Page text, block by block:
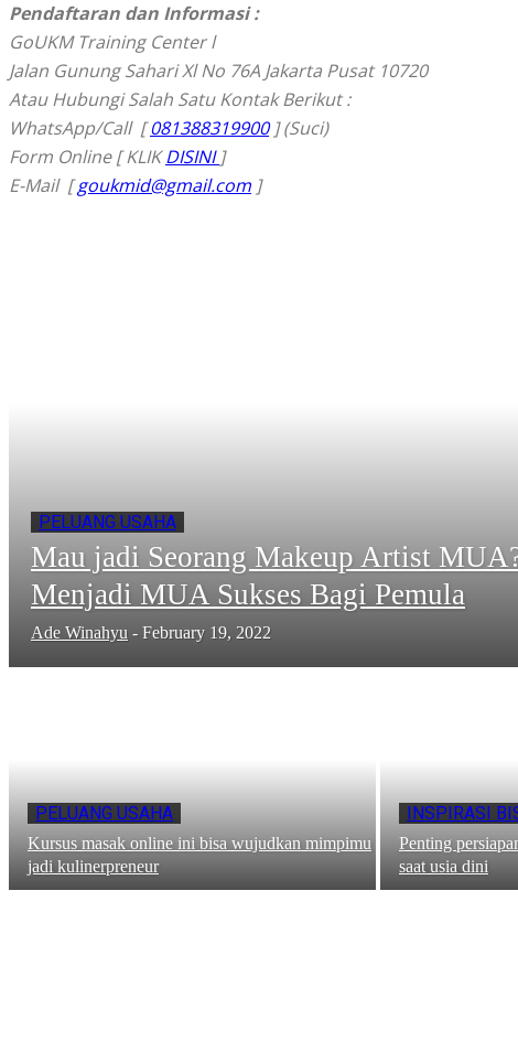
Pendaftaran dan Informasi :
GoUKM Training Center l
Jalan Gunung Sahari Xl No 76A Jakarta Pusat 10720
Atau Hubungi Salah Satu Kontak Berikut :
WhatsApp/Call [081388319900] (Suci)
Form Online [ KLIKDISINI]
E-Mail [goukmid@gmail.com ]
PELUANG USAHA
Mau jadi Seorang Makeup Artist
Menjadi MUA Sukses Bagi Pemula
Ade Winahyu - February 19, 2022
PELUANG USAHA
Kursus masak online ini bisa wujudkan mimpimu
jadi kulinerpreneur
INSPIRASI
Penting
saat usia dini